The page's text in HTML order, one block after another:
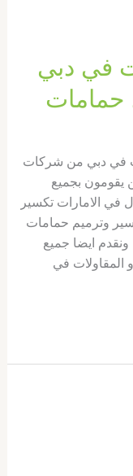
في دبي
في دبي من شركات
يقومون بجميع
في الامارات تكسير
وترميم حمامات
ايضا جميع
المقاولات في